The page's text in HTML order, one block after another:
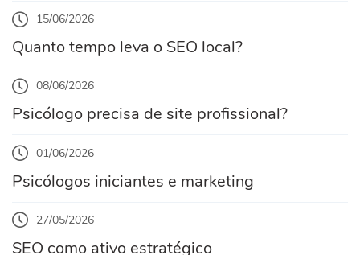
15/06/2026
Quanto tempo leva o SEO local?
08/06/2026
Psicólogo precisa de site profissional?
01/06/2026
Psicólogos iniciantes e marketing
27/05/2026
SEO como ativo estratégico